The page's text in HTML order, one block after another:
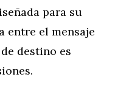
para su
entre el mensaje
destino es